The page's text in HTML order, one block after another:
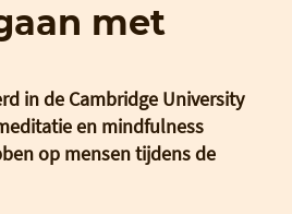
met
in de Cambridge University
en mindfulness
op mensen tijdens de